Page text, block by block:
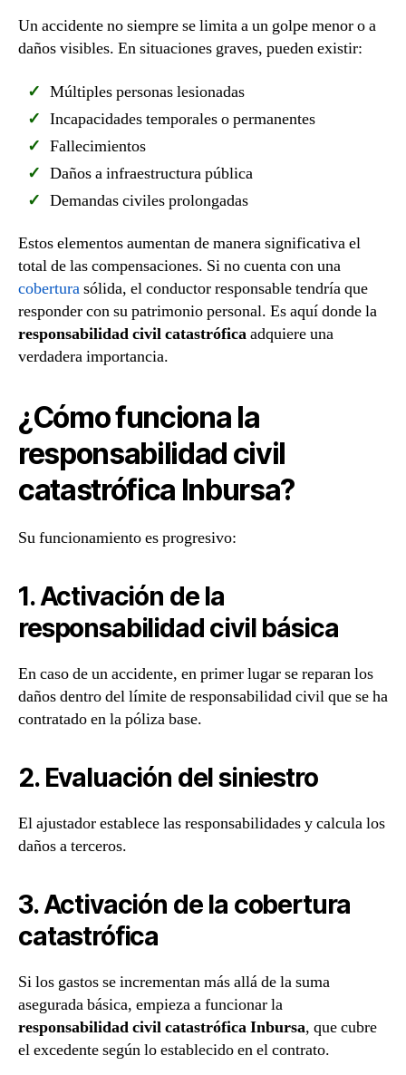
Un accidente no siempre se limita a un golpe menor o a
daños visibles. En situaciones graves, pueden existir:
Múltiples personas lesionadas
Incapacidades temporales o permanentes
Fallecimientos
Daños a infraestructura pública
Demandas civiles prolongadas
Estos elementos aumentan de manera significativa el
total de las compensaciones. Si no cuenta con una
coberturasólida, el conductor responsable tendría que
responder con su patrimonio personal. Es aquí donde la
responsabilidad civil catastróficaadquiere una
verdadera importancia.
¿Cómo funciona la
responsabilidad civil
catastrófica Inbursa?
Su funcionamiento es progresivo:
1. Activación de la
responsabilidad civil básica
En caso de un accidente, en primer lugar se reparan los
daños dentro del límite de responsabilidad civil que se ha
contratado en la póliza base.
2. Evaluación del siniestro
El ajustador establece las responsabilidades y calcula los
daños a terceros.
3. Activación de la cobertura
catastrófica
Si los gastos se incrementan más allá de la suma
asegurada básica, empieza a funcionar la
responsabilidad civil catastrófica Inbursa, que cubre
el excedente según lo establecido en el contrato.